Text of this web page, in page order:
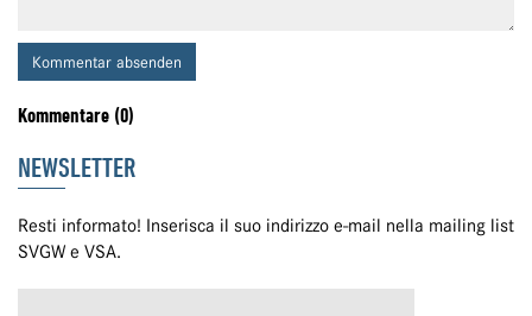
Kommentar absenden
Kommentare (0)
NEWSLETTER
Resti informato! Inserisca il suo indirizzo e-mail nella mailing list
SVGW e VSA.